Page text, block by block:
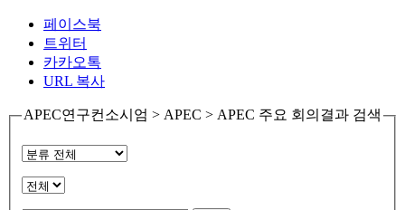
페이스북
트위터
카카오톡
URL 복사
APEC연구컨소시엄 > APEC > APEC 주요 회의결과 검색